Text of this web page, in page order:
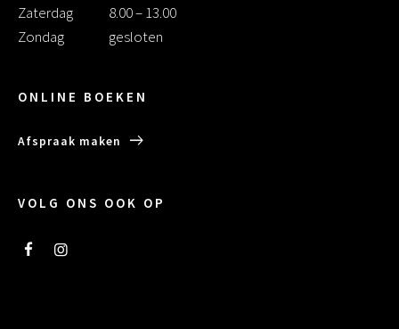
Zaterdag
8.00 – 13.00
Zondag
gesloten
ONLINE BOEKEN
Afspraak maken
VOLG ONS OOK OP